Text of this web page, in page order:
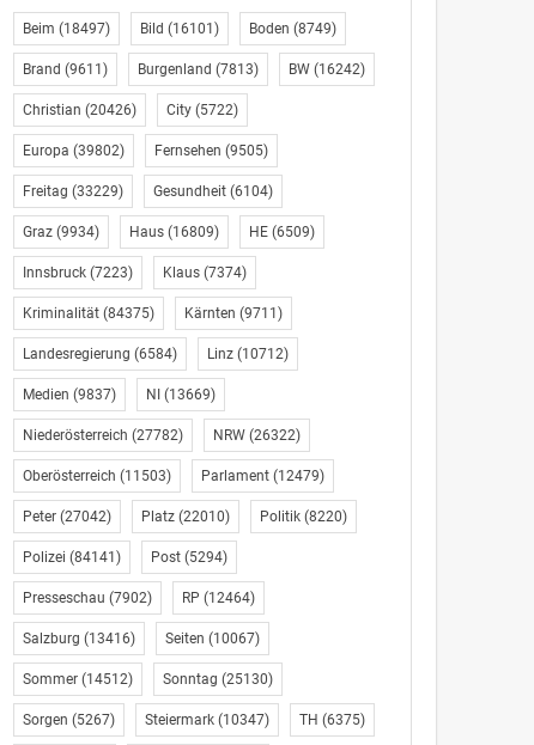
Beim (18497) Bild (16101) Boden (8749)
Brand (9611) Burgenland (7813) BW(16242)
Christian (20426) City(5722)
Europa (39802) Fernsehen (9505)
Freitag (33229) Gesundheit(6104)
Graz(9934) Haus(16809) HE(6509)
Innsbruck(7223) Klaus(7374)
Kriminalität(84375) Kärnten (9711)
Landesregierung (6584) Linz(10712)
Medien (9837) NI (13669)
Niederösterreich (27782) NRW(26322)
Oberösterreich (11503) Parlament(12479)
Peter(27042) Platz(22010) Politik(8220)
Polizei (84141) Post(5294)
Presseschau (7902) RP (12464)
Salzburg (13416) Seiten (10067)
Sommer(14512) Sonntag (25130)
Sorgen (5267) Steiermark(10347) TH (6375)